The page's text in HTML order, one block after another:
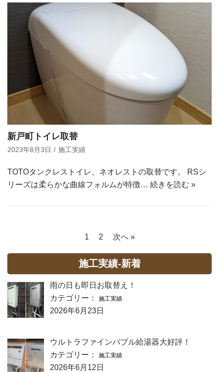
新戸町トイレ取替
2023年8月3日 施工実績
TOTOタンクレストイレ、ネオレストの取替です。 RSシ
リーズは柔らかな曲線フォルムが特徴… 続きを読む »
1 2 次へ »
施工実績-新着
雨の日も即日お取替え！
カテゴリー：
施工実績
2026年6月23日
ウルトラファインバブル給湯器大好評！
カテゴリー：
施工実績
2026年6月12日